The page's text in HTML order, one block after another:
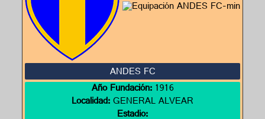
ANDES FC
Año Fundación:1916
Localidad:GENERAL ALVEAR
Estadio: